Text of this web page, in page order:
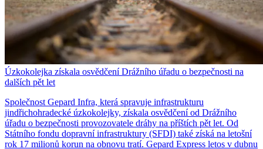
Úzkokolejka získala osvědčení Drážního úřadu o bezpečnosti na
dalších pět let
Společnost Gepard Infra, která spravuje infrastrukturu
jindřichohradecké úzkokolejky, získala osvědčení od Drážního
úřadu o bezpečnosti provozovatele dráhy na příštích pět let. Od
Státního fondu dopravní infrastruktury (SFDI) také získá na letošní
rok 17 milionů korun na obnovu tratí. Gepard Express letos v dubnu